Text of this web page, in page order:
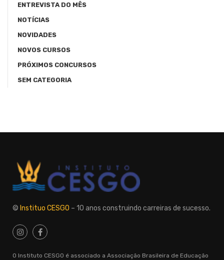
ENTREVISTA DO MÊS
NOTÍCIAS
NOVIDADES
NOVOS CURSOS
PRÓXIMOS CONCURSOS
SEM CATEGORIA
© Instituo CESGO – 10 anos construindo carreiras de sucesso.
O Instituto CESGO é associado a Associação Brasileira de Educação